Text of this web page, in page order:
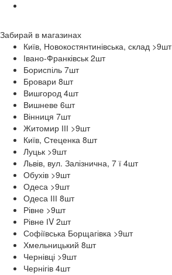
Забирай в магазинах
Київ, Новокостянтинівська, склад >9шт
Івано-Франківськ 2шт
Бориспіль 7шт
Бровари 8шт
Вишгород 4шт
Вишневе 6шт
Вінниця 7шт
Житомир ІІІ >9шт
Київ, Стеценка 8шт
Луцьк >9шт
Львів, вул. Залізнична, 7 ї 4шт
Обухів >9шт
Одеса >9шт
Одеса ІІІ 8шт
Рівне >9шт
Рівне ІV 2шт
Софіївська Борщагівка >9шт
Хмельницький 8шт
Чернівці >9шт
Чернігів 4шт